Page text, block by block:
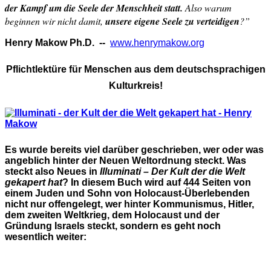
der Kampf um die Seele der Menschheit statt. Also warum
beginnen wir nicht damit, unsere eigene Seele zu verteidigen?”
Henry Makow Ph.D. -- www.henrymakow.org
Pflichtlektüre für Menschen aus dem deutschsprachigen
Kulturkreis!
Es wurde bereits viel darüber geschrieben, wer oder was
angeblich hinter der Neuen Weltordnung steckt. Was
steckt also Neues in Illuminati – Der Kult der die Welt
gekapert hat? In diesem Buch wird auf 444 Seiten von
einem Juden und Sohn von Holocaust-Überlebenden
nicht nur offengelegt, wer hinter Kommunismus, Hitler,
dem zweiten Weltkrieg, dem Holocaust und der
Gründung Israels steckt, sondern es geht noch
wesentlich weiter: